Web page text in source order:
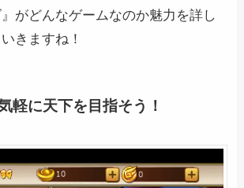
』がどんなゲームなのか魅力を詳し
きますね！
軽に天下を目指そう！